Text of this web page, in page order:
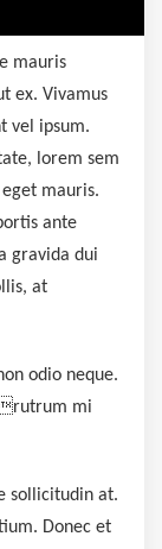
mauris
ex. Vivamus
vel ipsum.
lorem sem
mauris.
ante
gravida dui
at
odio neque.
mi
sollicitudin at.
Donec et